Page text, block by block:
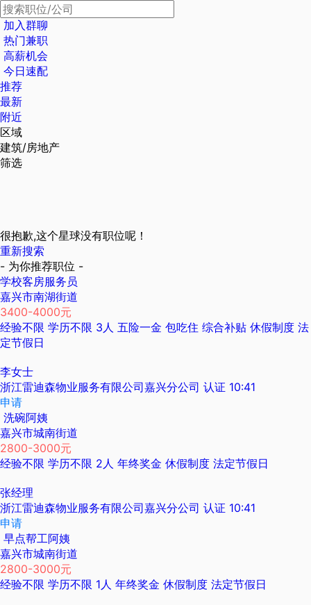
加入群聊
热门兼职
高薪机会
今日速配
推荐
最新
附近
区域
建筑/房地产
筛选
很抱歉,这个星球没有职位呢！
重新搜索
- 为你推荐职位 -
学校客房服务员
嘉兴市南湖街道
3400-4000元
经验不限 学历不限 3人 五险一金 包吃住 综合补贴 休假制度 法
定节假日
李女士
浙江雷迪森物业服务有限公司嘉兴分公司 认证 10:41
申请
洗碗阿姨
嘉兴市城南街道
2800-3000元
经验不限 学历不限 2人 年终奖金 休假制度 法定节假日
张经理
浙江雷迪森物业服务有限公司嘉兴分公司 认证 10:41
申请
早点帮工阿姨
嘉兴市城南街道
2800-3000元
经验不限 学历不限 1人 年终奖金 休假制度 法定节假日